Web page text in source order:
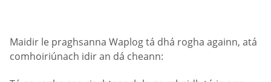
Maidir le praghsanna Waplog tá dhá rogha againn, atá
comhoiriúnach idir an dá cheann: